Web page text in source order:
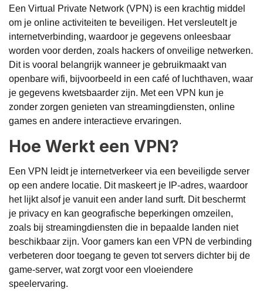
Een Virtual Private Network (VPN) is een krachtig middel
om je online activiteiten te beveiligen. Het versleutelt je
internetverbinding, waardoor je gegevens onleesbaar
worden voor derden, zoals hackers of onveilige netwerken.
Dit is vooral belangrijk wanneer je gebruikmaakt van
openbare wifi, bijvoorbeeld in een café of luchthaven, waar
je gegevens kwetsbaarder zijn. Met een VPN kun je
zonder zorgen genieten van streamingdiensten, online
games en andere interactieve ervaringen.
Hoe Werkt een VPN?
Een VPN leidt je internetverkeer via een beveiligde server
op een andere locatie. Dit maskeert je IP-adres, waardoor
het lijkt alsof je vanuit een ander land surft. Dit beschermt
je privacy en kan geografische beperkingen omzeilen,
zoals bij streamingdiensten die in bepaalde landen niet
beschikbaar zijn. Voor gamers kan een VPN de verbinding
verbeteren door toegang te geven tot servers dichter bij de
game-server, wat zorgt voor een vloeiendere
speelervaring.